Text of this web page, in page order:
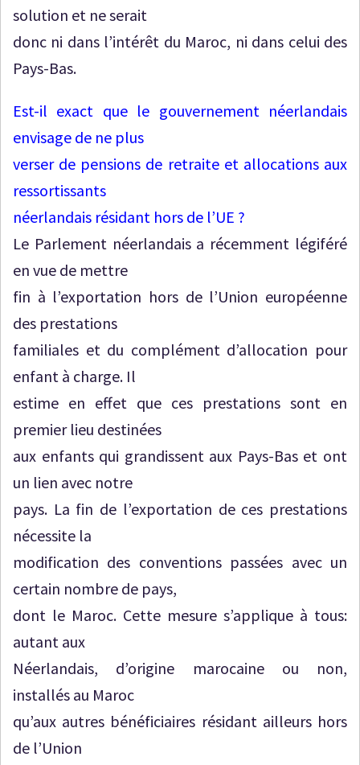
solution et ne serait
donc ni dans l’intérêt du Maroc, ni dans celui des
Pays-Bas.
Est-il exact que le gouvernement néerlandais
envisage de ne plus
verser de pensions de retraite et allocations aux
ressortissants
néerlandais résidant hors de l’UE ?
Le Parlement néerlandais a récemment légiféré
en vue de mettre
fin à l’exportation hors de l’Union européenne
des prestations
familiales et du complément d’allocation pour
enfant à charge. Il
estime en effet que ces prestations sont en
premier lieu destinées
aux enfants qui grandissent aux Pays-Bas et ont
un lien avec notre
pays. La fin de l’exportation de ces prestations
nécessite la
modification des conventions passées avec un
certain nombre de pays,
dont le Maroc. Cette mesure s’applique à tous:
autant aux
Néerlandais, d’origine marocaine ou non,
installés au Maroc
qu’aux autres bénéficiaires résidant ailleurs hors
de l’Union